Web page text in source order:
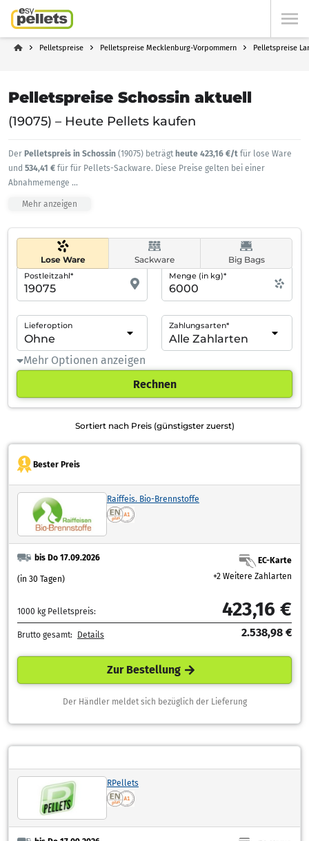
Pelletspreise Pelletspreise Mecklenburg-Vorpommern Pelletspreise
Pelletspreise Schossin aktuell
(19075) – Heute Pellets kaufen
Der Pelletspreis in Schossin (19075) beträgt heute 423,16 €/t für lose Ware
und 534,41 € für für Pellets-Sackware. Diese Preise gelten bei einer
Abnahmemenge ...
Mehr anzeigen
Lose Ware Sackware Big Bags
Postleitzahl* Menge (in kg)*
Lieferoption Zahlungsarten*
Mehr Optionen anzeigen
Rechnen
Sortiert nach Preis (günstigster zuerst)
Bester Preis
Raiffeis. Bio-Brennstoffe
bis Do 17.09.2026
(in 30 Tagen)
EC-Karte
+2 Weitere Zahlarten
1000 kg Pelletspreis: 423,16 €
Brutto gesamt: Details 2.538,98 €
Zur Bestellung
Der Händler meldet sich bezüglich der Lieferung
RPellets